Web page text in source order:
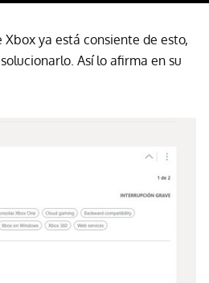
ya está consiente de esto,
Así lo afirma en su